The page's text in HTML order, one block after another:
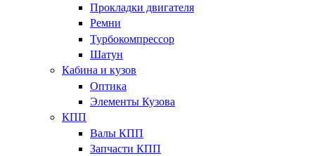
Прокладки двигателя
Ремни
Турбокомпрессор
Шатун
Кабина и кузов
Оптика
Элементы Кузова
КПП
Валы КПП
Запчасти КПП